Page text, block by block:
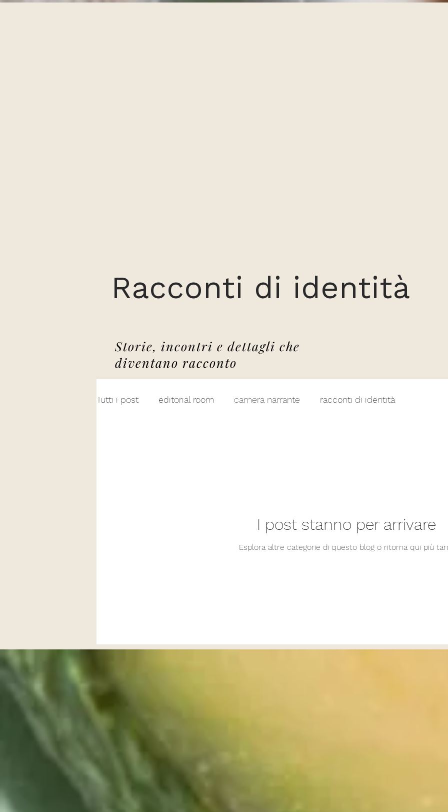
Racconti di identità
Storie, incontri e dettagli che
diventano racconto
Tutti i post editorial room camera narrante racconti di identità
I post stanno per arrivare
Esplora altre categorie di questo blog o ritorna qui più